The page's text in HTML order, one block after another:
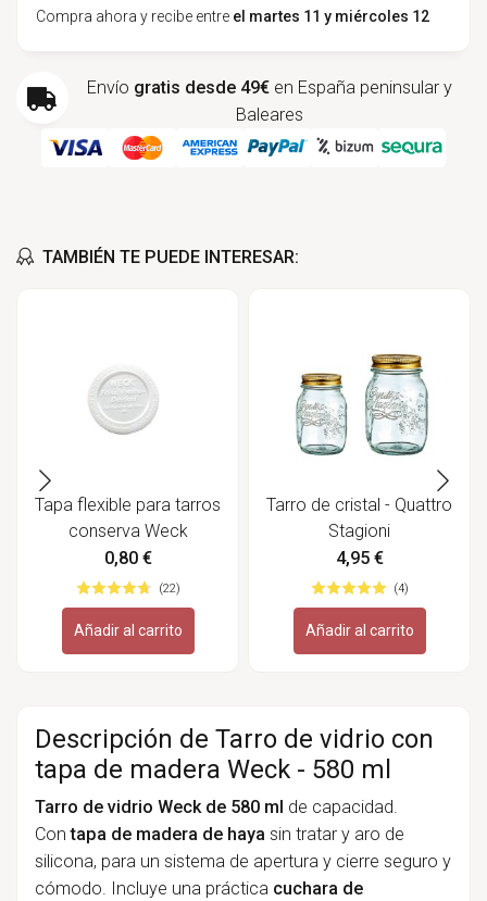
Compra ahora y recibe entre el martes 11 y miércoles 12
Envío gratis desde 49€ en España peninsular y
Baleares
TAMBIÉN TE PUEDE INTERESAR:
Tapa flexible para tarros
conserva Weck
0,80 €
(22)
Añadir al carrito
Tarro de cristal - Quattro
Stagioni
4,95 €
(4)
Añadir al carrito
Descripción de Tarro de vidrio con
tapa de madera Weck - 580 ml
Tarro de vidrio Weck de 580 ml de capacidad.
Contapa de madera de haya sin tratar y aro de
silicona, para un sistema de apertura y cierre seguro y
cómodo. Incluye una práctica cuchara de